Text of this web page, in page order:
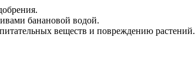
банановой водой.
веществ и повреждению растений.